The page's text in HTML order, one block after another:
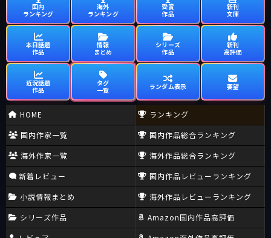
国内
ランキング
海外
ランキング
受賞
作品
新刊
文庫
本日話題
作品
情報
まとめ
シリーズ
作品
新刊
高評価
近況話題
作品
タグ
一覧
ランダム表示 要望
HOME
国内作家一覧
海外作家一覧
新着レビュー
小説情報まとめ
シリーズ作品
ランキング
国内作品総合ランキング
海外作品総合ランキング
国内作品レビューランキング
海外作品レビューランキング
Amazon国内作品高評価